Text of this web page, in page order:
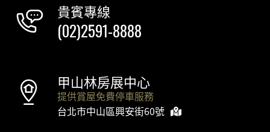
貴賓專線
(02)2591-8888
甲山林房展中心
提供賞屋免費停車服務
台北市中山區興安街60號